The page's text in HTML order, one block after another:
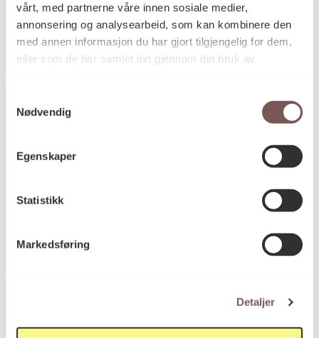
vårt, med partnerne våre innen sosiale medier,
annonsering og analysearbeid, som kan kombinere den
med annen informasjon du har gjort tilgjengelig for dem,
eller som de har samlet inn gjennom din bruk av
Nødvendig
Egenskaper
Statistikk
Markedsføring
Detaljer
Postboks 6994
22 99 11 99
Besøksadresse
Victoria Terrasse 11